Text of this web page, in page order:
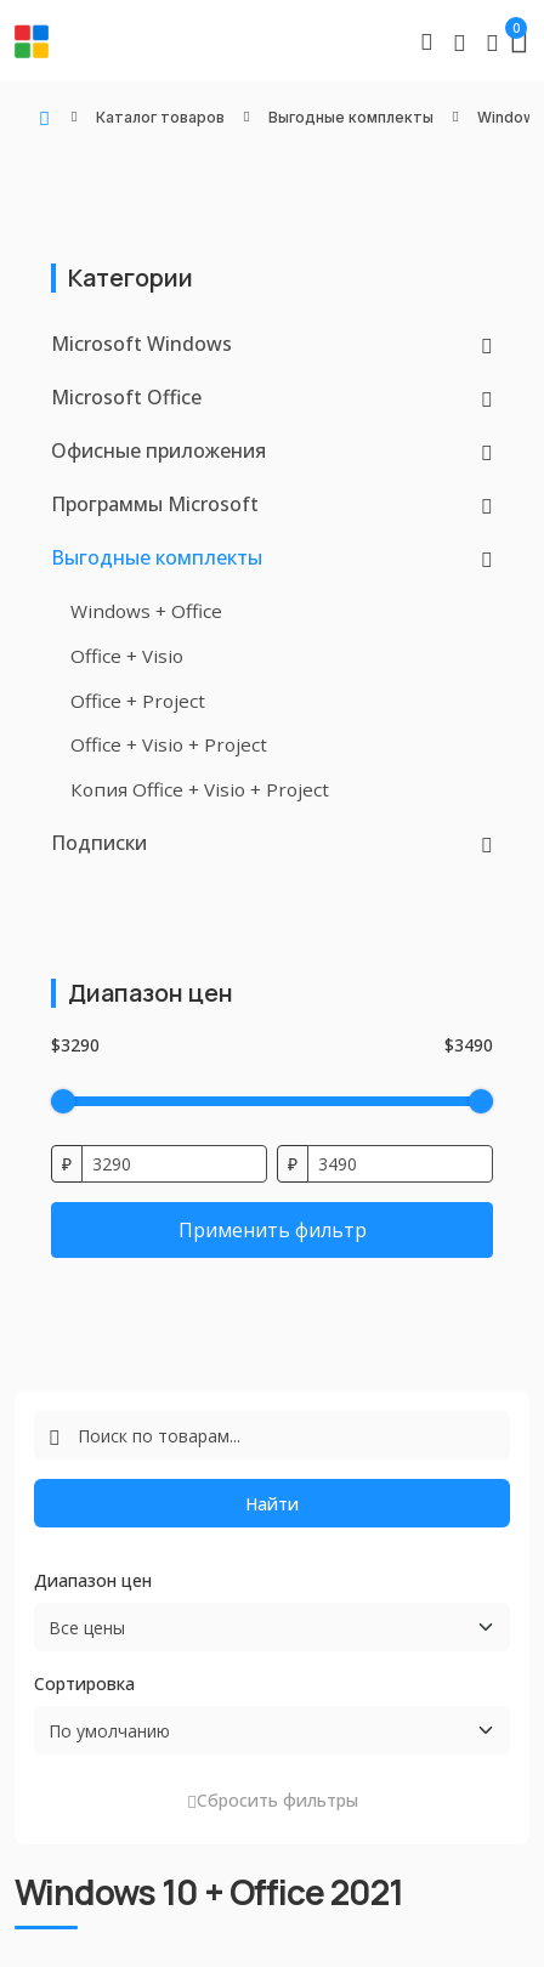
0
Каталог товаров Выгодные комплекты
Категории
Microsoft Windows
Microsoft Office
Офисные приложения
Программы Microsoft
Выгодные комплекты
Windows + Office
Office + Visio
Office + Project
Office + Visio + Project
Копия Office + Visio + Project
Подписки
Диапазон цен
$3290 $3490
₽ ₽
Применить фильтр
Найти
Диапазон цен
Сортировка
Сбросить фильтры
Windows 10 + Office 2021